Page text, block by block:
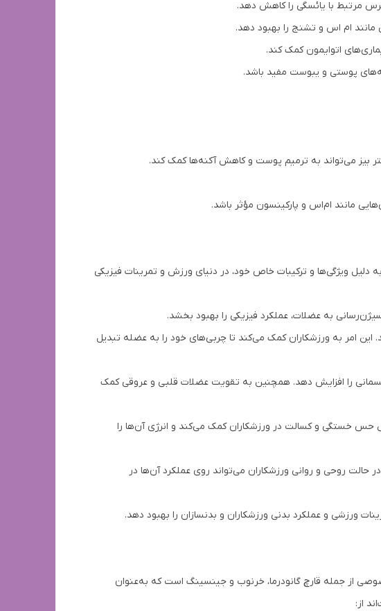
مرتبط با یائسگی را کاهش دهد.
مانند ام اس و تشنج را بهبود دهد.
اتوایمون کمک کند.
پوستی و یبوست مفید باشد.
بیز می‌تواند به ترمیم پوست و کاهش آکنه‌ها کمک کند.
مانند ام‌اس و پارکینسون مؤثر باشد.
دلیل ویژگی‌ها و ترکیبات خاص خود، در دنیای ورزش و تمرینات فیزیکی
به عضلات، عملکرد فیزیکی را بهبود بخشد.
این امر به ورزشکاران کمک می‌کند تا چربی‌های خود را به عضله تبدیل
را افزایش دهد. همچنین به تقویت عضلات قلبی و عروقی کمک
حس خستگی و کسالت در ورزشکاران کمک می‌کند و انرژی آن‌ها را
روحی و روانی ورزشکاران می‌تواند روی عملکرد آن‌ها در
ورزشی و عملکرد بدنی ورزشکاران و بدنسازان را بهبود دهد.
از جمله قارچ گانودرما، خرنوب و جینسینگ است که به‌عنوان
از: